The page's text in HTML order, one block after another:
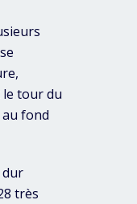
le tour du
fond
dur
très